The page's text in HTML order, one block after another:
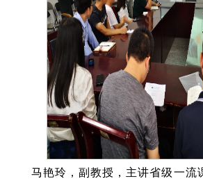
马艳玲，副教授，主讲省级一流